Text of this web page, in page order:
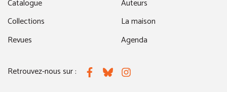
Catalogue
Collections
Revues
Auteurs
La maison
Agenda
Retrouvez-nous sur : FacebookBlueskyInstagram